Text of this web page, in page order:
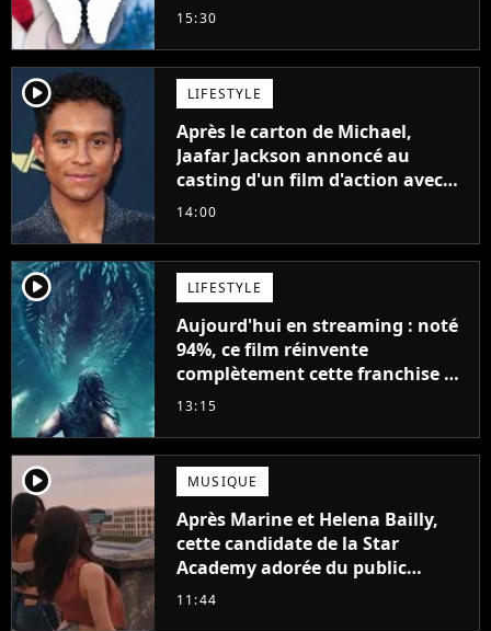
15:30
player2 LIFESTYLE
Après le carton de Michael,
Jaafar Jackson annoncé au
casting d'un film d'action avec
Will Smith
14:00
player2 LIFESTYLE
Aujourd'hui en streaming : noté
94%, ce film réinvente
complètement cette franchise de
science-fiction vieille de 40 ans
13:15
player2 MUSIQUE
Après Marine et Helena Bailly,
cette candidate de la Star
Academy adorée du public
annonce son premier album,
11:44